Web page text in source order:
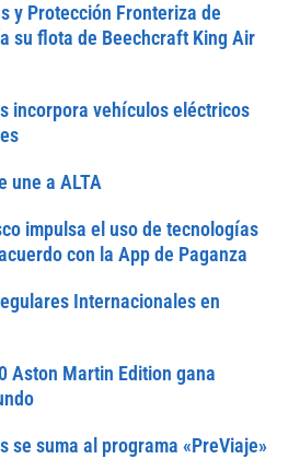
y Protección Fronteriza de
su flota de Beechcraft King Air
incorpora vehículos eléctricos
une a ALTA
impulsa el uso de tecnologías
con la App de Paganza
Internacionales en
Aston Martin Edition gana
se suma al programa «PreViaje»